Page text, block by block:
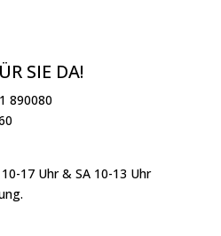
SIE DA!
890080
17 Uhr & SA 10-13 Uhr